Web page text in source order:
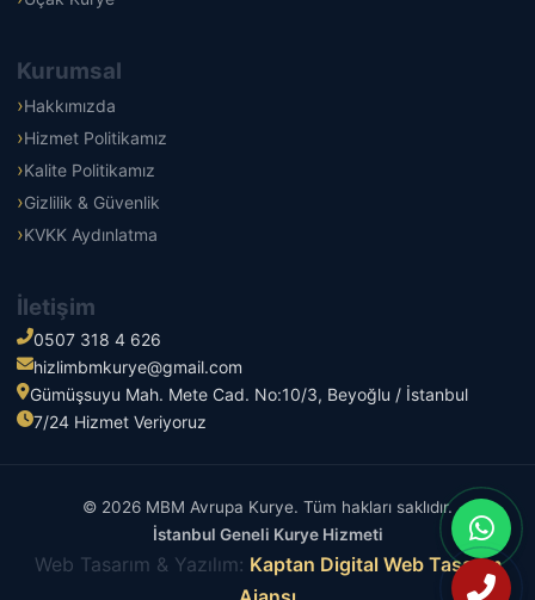
Kurumsal
Hakkımızda
Hizmet Politikamız
Kalite Politikamız
Gizlilik & Güvenlik
KVKK Aydınlatma
İletişim
0507 318 4 626
hizlimbmkurye@gmail.com
Gümüşsuyu Mah. Mete Cad. No:10/3, Beyoğlu / İstanbul
7/24 Hizmet Veriyoruz
© 2026 MBM Avrupa Kurye. Tüm hakları saklıdır.
İstanbul Geneli Kurye Hizmeti
Web Tasarım & Yazılım: Kaptan Digital Web Tasarım